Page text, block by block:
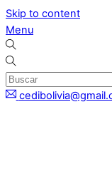
Skip to content
Menu